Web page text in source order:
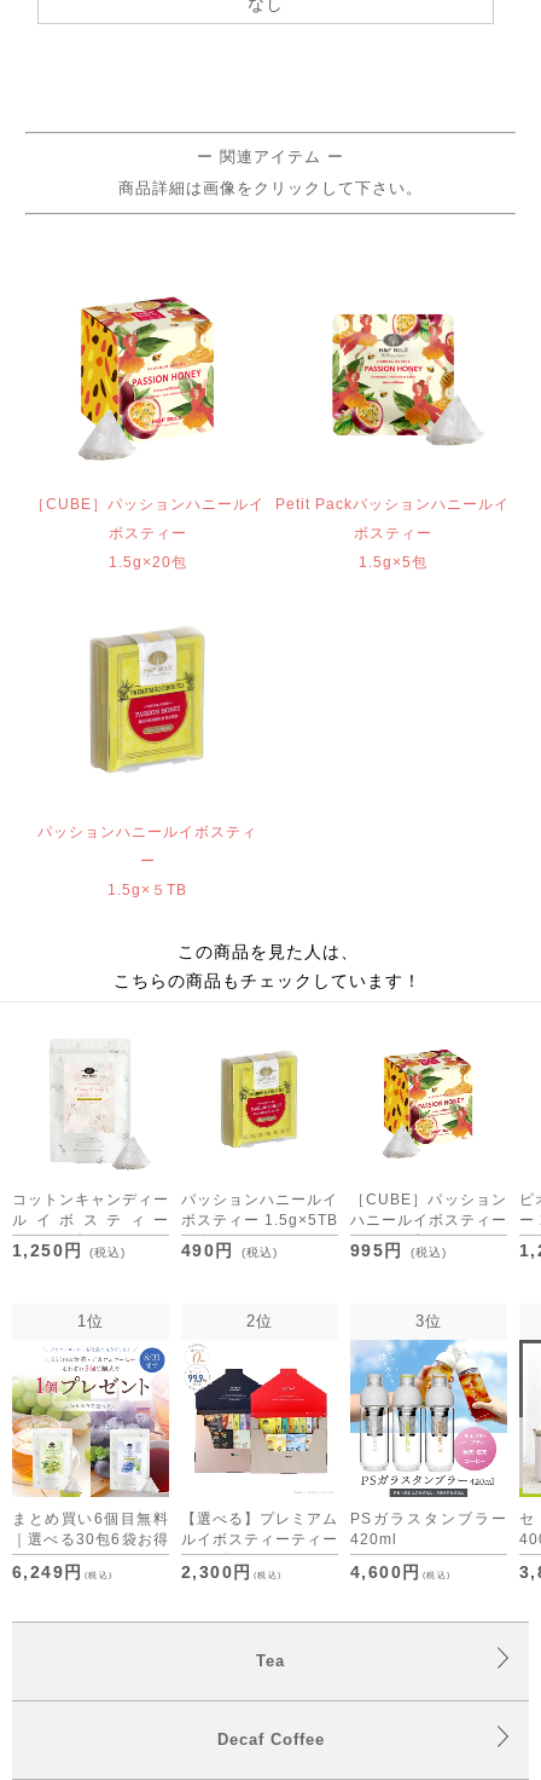
なし
ー 関連アイテム ー
商品詳細は画像をクリックして下さい。
［CUBE］パッションハニールイ
ボスティー
1.5g×20包
Petit Packパッションハニールイ
ボスティー
1.5g×5包
パッションハニールイボスティ
ー
1.5g×５TB
この商品を見た人は、
こちらの商品もチェックしています！
コットンキャンディー
ルイボスティー
2.5g×30包
[M便 1/3]
1,250円 (税込)
パッションハニールイ
ボスティー 1.5g×5TB
[M便 1/15]
490円 (税込)
［CUBE］パッション
ハニールイボスティー
1.5g×20包
995円 (税込)
ピ
ー
[M
1位
まとめ買い6個目無料
｜選べる30包6袋お得
セット デカフェコー
ヒーも仲間入り
6,249円 (税込)
2位
【選べる】プレミアム
ルイボスティーティー
バッグ・デカフェコー
ヒー アソート （ON
便 1/1]
2,300円 (税込)
3位
PSガラスタンブラー
420ml
4,600円 (税込)
Tea
Decaf Coffee